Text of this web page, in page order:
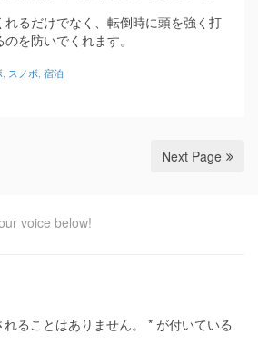
るだけでなく、転倒時に頭を強く打
を防いでくれます。
スノボ 宿泊
Next Page
voice below!
ることはありません。 * が付いている